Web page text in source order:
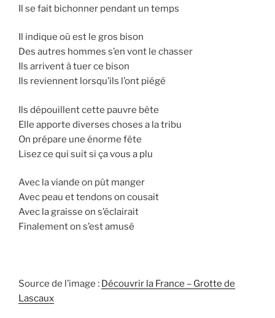
Il se fait bichonner pendant un temps
Il indique où est le gros bison
Des autres hommes s’en vont le chasser
Ils arrivent à tuer ce bison
Ils reviennent lorsqu’ils l’ont piégé
Ils dépouillent cette pauvre bête
Elle apporte diverses choses a la tribu
On prépare une énorme fête
Lisez ce qui suit si ça vous a plu
Avec la viande on pût manger
Avec peau et tendons on cousait
Avec la graisse on s’éclairait
Finalement on s’est amusé
Source de l’image : Découvrir la France – Grotte de
Lascaux